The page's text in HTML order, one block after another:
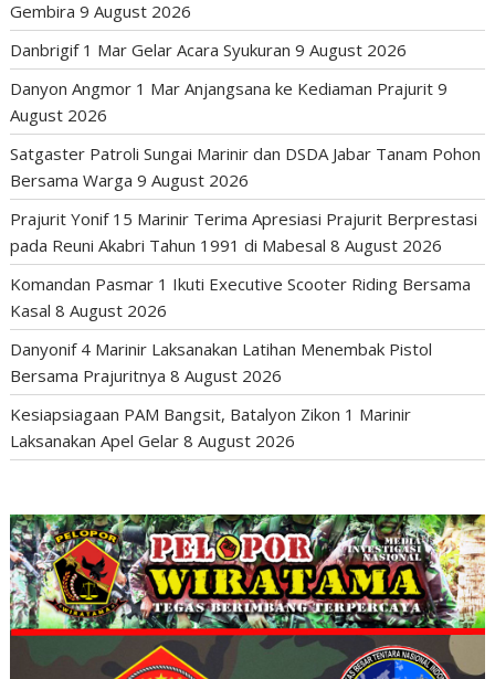
Gembira 9 August 2026
Danbrigif 1 Mar Gelar Acara Syukuran 9 August 2026
Danyon Angmor 1 Mar Anjangsana ke Kediaman Prajurit 9
August 2026
Satgaster Patroli Sungai Marinir dan DSDA Jabar Tanam Pohon
Bersama Warga 9 August 2026
Prajurit Yonif 15 Marinir Terima Apresiasi Prajurit Berprestasi
pada Reuni Akabri Tahun 1991 di Mabesal 8 August 2026
Komandan Pasmar 1 Ikuti Executive Scooter Riding Bersama
Kasal 8 August 2026
Danyonif 4 Marinir Laksanakan Latihan Menembak Pistol
Bersama Prajuritnya 8 August 2026
Kesiapsiagaan PAM Bangsit, Batalyon Zikon 1 Marinir
Laksanakan Apel Gelar 8 August 2026